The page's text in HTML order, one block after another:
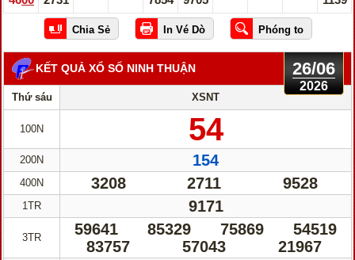
KẾT QUẢ XỔ SỐ NINH THUẬN 26/06
2026
Thứ sáu XSNT
100N 54
200N 154
400N 3208 2711 9528
1TR 9171
3TR 59641 85329 75869
54519
83757
57043 21967